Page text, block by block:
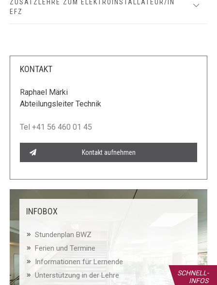
ZUSATZLEHRE ZUM ELEKTROINSTALLATEUR/IN
EFZ
KONTAKT
Raphael Märki
Abteilungsleiter Technik
Tel +41 56 460 01 45
Kontakt aufnehmen
INFOBOX
Stundenplan BWZ
Ferien und Termine
Informationen für Lernende
Unterstützung in der Lehre
SCHNELL-
INFOS